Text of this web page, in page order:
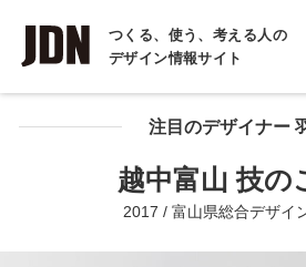
つくる、使う、考える人の
デザイン情報サイト
INTERVIEW
インタビュー
REPORT
COLUMN
注目のデザイナー
越中富山 技の
2017 / 富山県総合デザイ